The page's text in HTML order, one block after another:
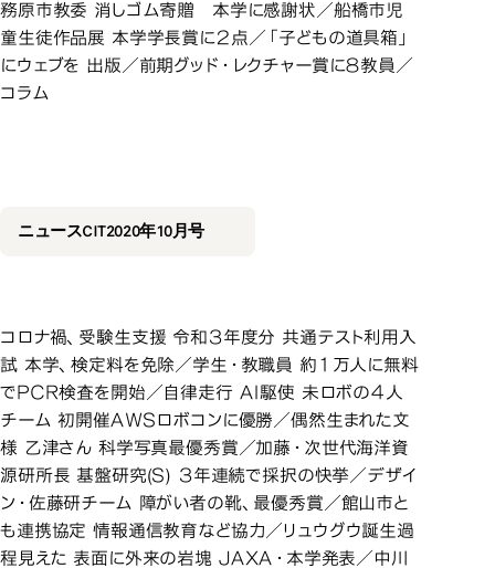
務原市教委 消しゴム寄贈 本学に感謝状／船橋市児
童生徒作品展 本学学長賞に２点／「子どもの道具箱」
にウェブを 出版／前期グッド・レクチャー賞に８教員／
コラム
2020年10月号
ニュースCIT2020年10月号
コロナ禍、受験生支援 令和３年度分 共通テスト利用入
試 本学、検定料を免除／学生・教職員 約１万人に無料
でＰＣＲ検査を開始／自律走行 ＡＩ駆使 未ロボの４人
チーム 初開催ＡＷＳロボコンに優勝／偶然生まれた文
様 乙津さん 科学写真最優秀賞／加藤・次世代海洋資
源研所長 基盤研究(Ｓ) ３年連続で採択の快挙／デザイ
ン・佐藤研チーム 障がい者の靴、最優秀賞／館山市と
も連携協定 情報通信教育など協力／リュウグウ誕生過
程見えた 表面に外来の岩塊 ＪＡＸＡ・本学発表／中川